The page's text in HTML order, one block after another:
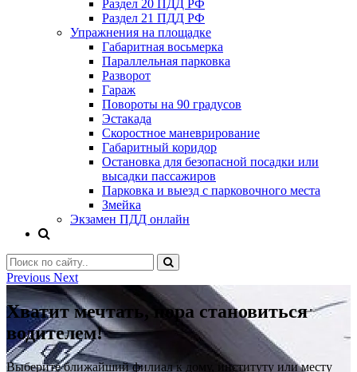
Раздел 20 ПДД РФ
Раздел 21 ПДД РФ
Упражнения на площадке
Габаритная восьмерка
Параллельная парковка
Разворот
Гараж
Повороты на 90 градусов
Эстакада
Скоростное маневрирование
Габаритный коридор
Остановка для безопасной посадки или
высадки пассажиров
Парковка и выезд с парковочного места
Змейка
Экзамен ПДД онлайн
Previous Next
Хватит мечтать, пора становиться
водителем!
Выберите ближайший филиал к дому, институту или месту